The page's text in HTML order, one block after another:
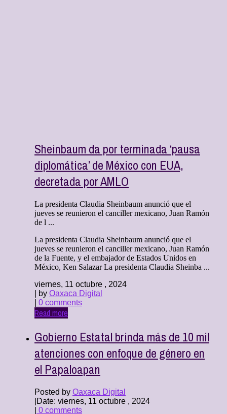
Sheinbaum da por terminada ‘pausa
diplomática’ de México con EUA,
decretada por AMLO
La presidenta Claudia Sheinbaum anunció que el
jueves se reunieron el canciller mexicano, Juan Ramón
de l ...
La presidenta Claudia Sheinbaum anunció que el
jueves se reunieron el canciller mexicano, Juan Ramón
de la Fuente, y el embajador de Estados Unidos en
México, Ken Salazar La presidenta Claudia Sheinba ...
viernes, 11 octubre , 2024
| by Oaxaca Digital
0 comments
Read more
Gobierno Estatal brinda más de 10 mil
atenciones con enfoque de género en
el Papaloapan
Posted by Oaxaca Digital
Date: viernes, 11 octubre , 2024
0 comments